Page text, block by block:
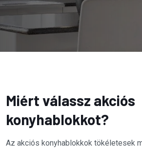
Miért válassz akciós
konyhablokkot?
Az akciós konyhablokkok tökéletesek